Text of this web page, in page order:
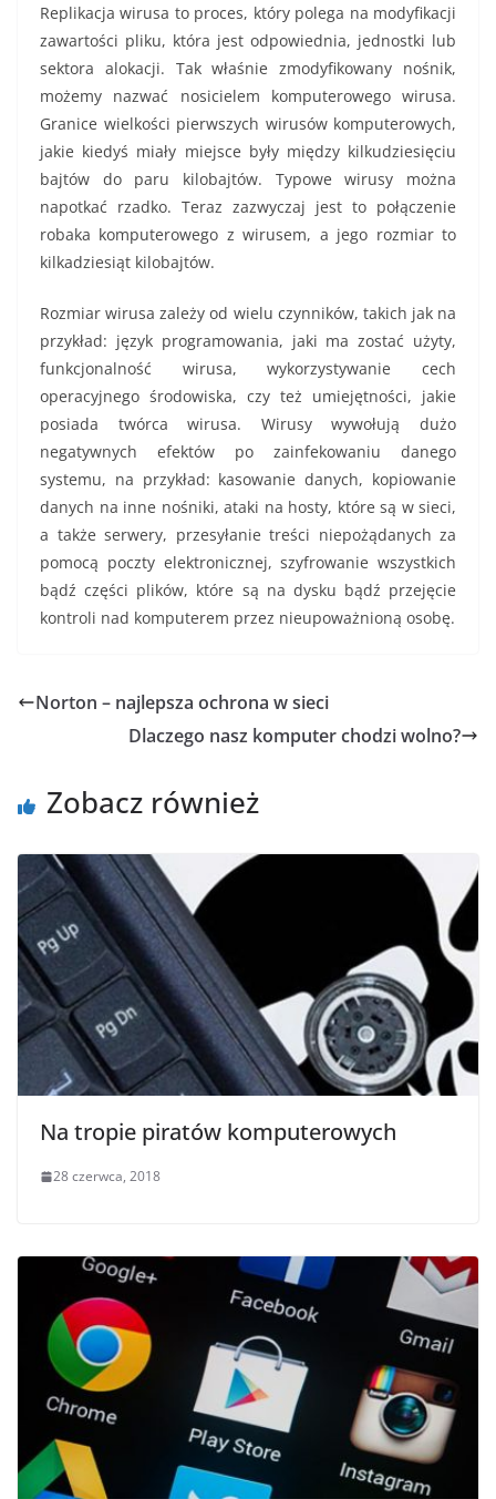
Replikacja wirusa to proces, który polega na modyfikacji
zawartości pliku, która jest odpowiednia, jednostki lub
sektora alokacji. Tak właśnie zmodyfikowany nośnik,
możemy nazwać nosicielem komputerowego wirusa.
Granice wielkości pierwszych wirusów komputerowych,
jakie kiedyś miały miejsce były między kilkudziesięciu
bajtów do paru kilobajtów. Typowe wirusy można
napotkać rzadko. Teraz zazwyczaj jest to połączenie
robaka komputerowego z wirusem, a jego rozmiar to
kilkadziesiąt kilobajtów.
Rozmiar wirusa zależy od wielu czynników, takich jak na
przykład: język programowania, jaki ma zostać użyty,
funkcjonalność wirusa, wykorzystywanie cech
operacyjnego środowiska, czy też umiejętności, jakie
posiada twórca wirusa. Wirusy wywołują dużo
negatywnych efektów po zainfekowaniu danego
systemu, na przykład: kasowanie danych, kopiowanie
danych na inne nośniki, ataki na hosty, które są w sieci,
a także serwery, przesyłanie treści niepożądanych za
pomocą poczty elektronicznej, szyfrowanie wszystkich
bądź części plików, które są na dysku bądź przejęcie
kontroli nad komputerem przez nieupoważnioną osobę.
Norton – najlepsza ochrona w sieci
Dlaczego nasz komputer chodzi wolno?
Zobacz również
Na tropie piratów komputerowych
28 czerwca, 2018